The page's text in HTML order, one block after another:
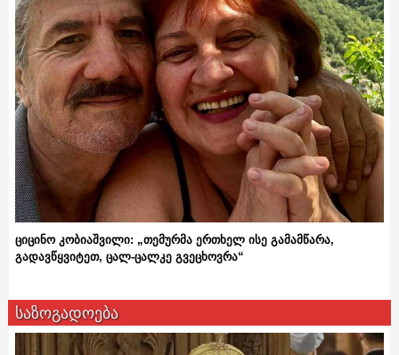
ციცინო კობიაშვილი: „თემურმა ერთხელ ისე გამამწარა,
გადავწყვიტეთ, ცალ-ცალკე გვეცხოვრა“
საზოგადოება